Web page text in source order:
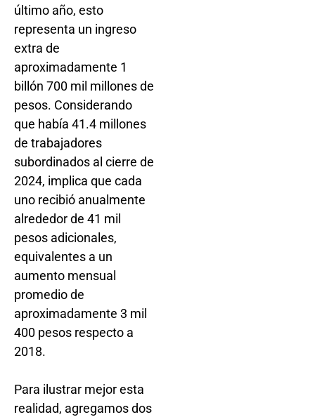
último año, esto
representa un ingreso
extra de
aproximadamente 1
billón 700 mil millones de
pesos. Considerando
que había 41.4 millones
de trabajadores
subordinados al cierre de
2024, implica que cada
uno recibió anualmente
alrededor de 41 mil
pesos adicionales,
equivalentes a un
aumento mensual
promedio de
aproximadamente 3 mil
400 pesos respecto a
2018.
Para ilustrar mejor esta
realidad, agregamos dos